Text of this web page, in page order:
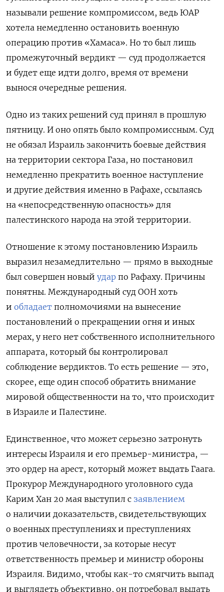
называли решение компромиссом, ведь ЮАР
хотела немедленно остановить военную
операцию против «Хамаса». Но то был лишь
промежуточный вердикт — суд продолжается
и будет еще идти долго, время от времени
вынося очередные решения.
Одно из таких решений суд принял в прошлую
пятницу. И оно опять было компромиссным. Суд
не обязал Израиль закончить боевые действия
на территории сектора Газа, но постановил
немедленно прекратить военное наступление
и другие действия именно в Рафахе, ссылаясь
на «непосредственную опасность» для
палестинского народа на этой территории.
Отношение к этому постановлению Израиль
выразил незамедлительно — прямо в выходные
был совершен новый удар по Рафаху. Причины
понятны. Международный суд ООН хоть
и обладает полномочиями на вынесение
постановлений о прекращении огня и иных
мерах, у него нет собственного исполнительного
аппарата, который бы контролировал
соблюдение вердиктов. То есть решение — это,
скорее, еще один способ обратить внимание
мировой общественности на то, что происходит
в Израиле и Палестине.
Единственное, что может серьезно затронуть
интересы Израиля и его премьер-министра, —
это ордер на арест, который может выдать Гаага.
Прокурор Международного уголовного суда
Карим Хан 20 мая выступил с заявлением
о наличии доказательств, свидетельствующих
о военных преступлениях и преступлениях
против человечности, за которые несут
ответственность премьер и министр обороны
Израиля. Видимо, чтобы как-то смягчить выпад
и выглядеть объективно, он потребовал выдать